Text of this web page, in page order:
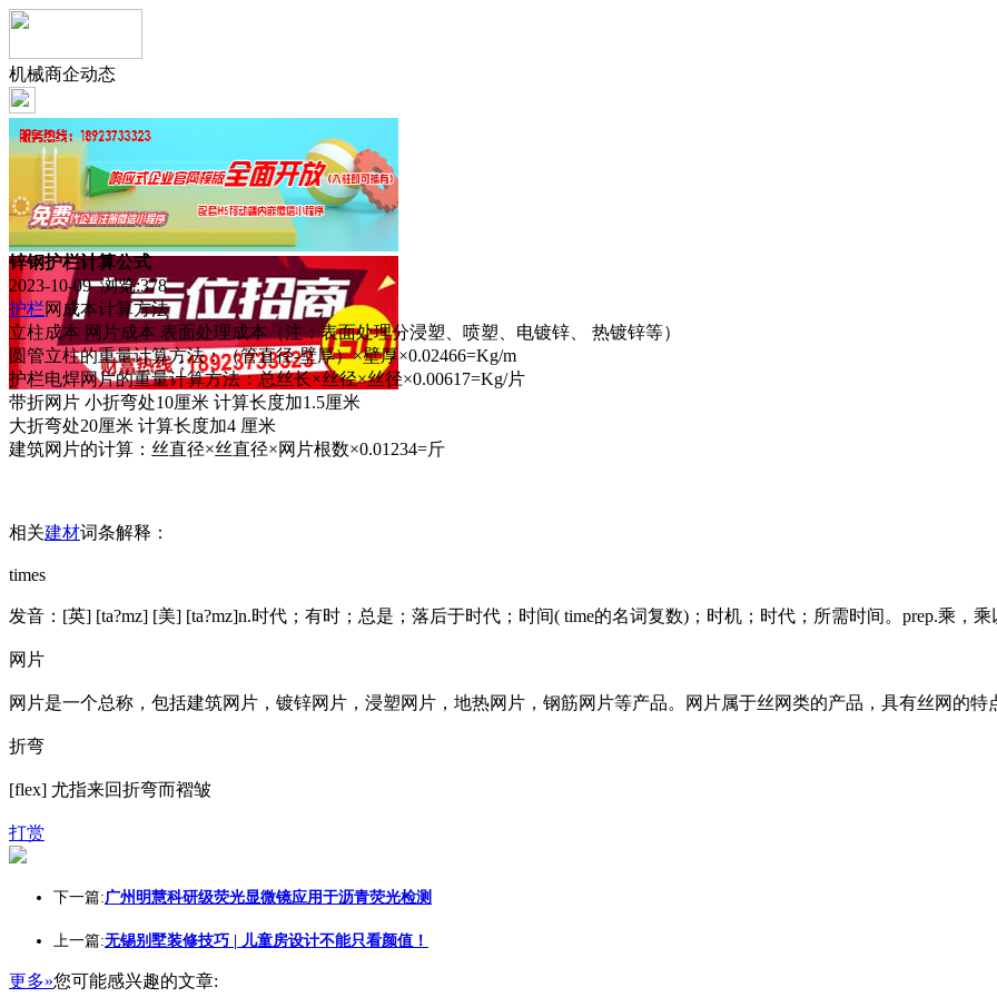
机械商企动态
锌钢护栏计算公式
2023-10-09 浏览:378
护栏网成本计算方法
立柱成本 网片成本 表面处理成本（注：表面处理分浸塑、喷塑、电镀锌、 热镀锌等）
圆管立柱的重量计算方法：（管直径-壁厚）×壁厚×0.02466=Kg/m
护栏电焊网片的重量计算方法：总丝长×丝径×丝径×0.00617=Kg/片
带折网片 小折弯处10厘米 计算长度加1.5厘米
大折弯处20厘米 计算长度加4 厘米
建筑网片的计算：丝直径×丝直径×网片根数×0.01234=斤
相关建材词条解释：
times
发音：[英] [ta?mz] [美] [ta?mz]n.时代；有时；总是；落后于时代；时间( time的名词复数)；时机；时代；所需时间。prep.乘，乘
网片
网片是一个总称，包括建筑网片，镀锌网片，浸塑网片，地热网片，钢筋网片等产品。网片属于丝网类的产品，具有丝网的特
折弯
[flex] 尤指来回折弯而褶皱
打赏
下一篇:广州明慧科研级荧光显微镜应用于沥青荧光检测
上一篇:无锡别墅装修技巧 | 儿童房设计不能只看颜值！
更多»您可能感兴趣的文章: